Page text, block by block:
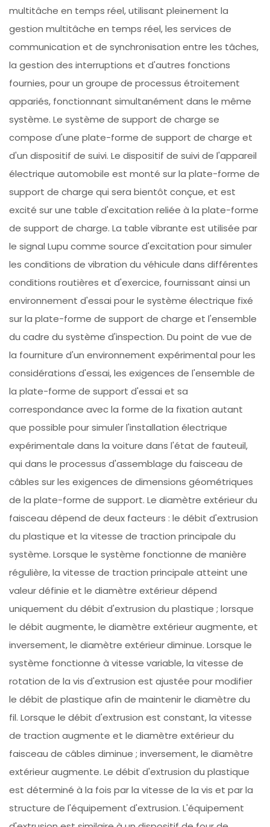
multitâche en temps réel, utilisant pleinement la
gestion multitâche en temps réel, les services de
communication et de synchronisation entre les tâches,
la gestion des interruptions et d'autres fonctions
fournies, pour un groupe de processus étroitement
appariés, fonctionnant simultanément dans le même
système. Le système de support de charge se
compose d'une plate-forme de support de charge et
d'un dispositif de suivi. Le dispositif de suivi de l'appareil
électrique automobile est monté sur la plate-forme de
support de charge qui sera bientôt conçue, et est
excité sur une table d'excitation reliée à la plate-forme
de support de charge. La table vibrante est utilisée par
le signal Lupu comme source d'excitation pour simuler
les conditions de vibration du véhicule dans différentes
conditions routières et d'exercice, fournissant ainsi un
environnement d'essai pour le système électrique fixé
sur la plate-forme de support de charge et l'ensemble
du cadre du système d'inspection. Du point de vue de
la fourniture d'un environnement expérimental pour les
considérations d'essai, les exigences de l'ensemble de
la plate-forme de support d'essai et sa
correspondance avec la forme de la fixation autant
que possible pour simuler l'installation électrique
expérimentale dans la voiture dans l'état de fauteuil,
qui dans le processus d'assemblage du faisceau de
câbles sur les exigences de dimensions géométriques
de la plate-forme de support. Le diamètre extérieur du
faisceau dépend de deux facteurs : le débit d'extrusion
du plastique et la vitesse de traction principale du
système. Lorsque le système fonctionne de manière
régulière, la vitesse de traction principale atteint une
valeur définie et le diamètre extérieur dépend
uniquement du débit d'extrusion du plastique ; lorsque
le débit augmente, le diamètre extérieur augmente, et
inversement, le diamètre extérieur diminue. Lorsque le
système fonctionne à vitesse variable, la vitesse de
rotation de la vis d'extrusion est ajustée pour modifier
le débit de plastique afin de maintenir le diamètre du
fil. Lorsque le débit d'extrusion est constant, la vitesse
de traction augmente et le diamètre extérieur du
faisceau de câbles diminue ; inversement, le diamètre
extérieur augmente. Le débit d'extrusion du plastique
est déterminé à la fois par la vitesse de la vis et par la
structure de l'équipement d'extrusion. L'équipement